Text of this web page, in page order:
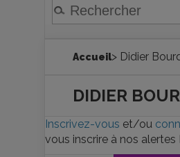
Accueil> Didier
DIDIER
Inscrivez-vous et/ou
vous inscrire à nos alertes